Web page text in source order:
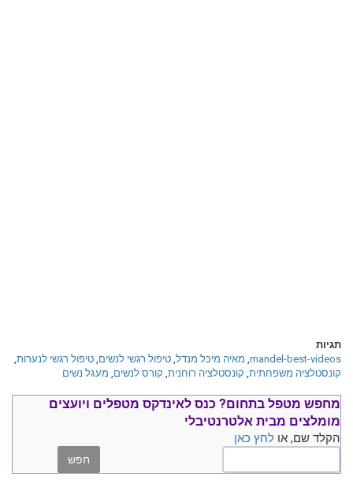
תגיות
mandel-best-videos
, מאיה מיכל מנדל, טיפול רגשי לנשים, טיפול רגשי לנערות,
קונסטלציה משפחתית, קונסטלציה רוחנית, קורס לנשים, מעגל נשים
מחפש מטפל בתחום? כנס לאינדקס מטפלים ויועצים
מומלצים מבית אלטרנטיבלי
הקלד שם, או לחץ כאן